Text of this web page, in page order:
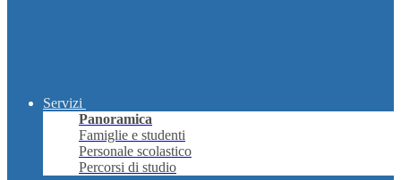
Servizi
Panoramica
Famiglie e studenti
Personale scolastico
Percorsi di studio